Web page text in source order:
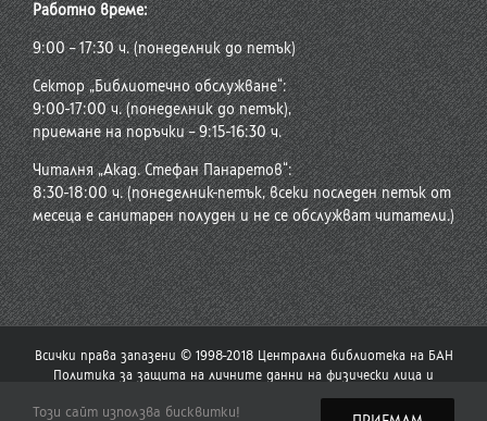
Работно време:
9:00 – 17:30 ч. (понеделник до петък)
Сектор „Библиотечно обслужване“:
9:00-17:00 ч. (понеделник до петък),
приемане на поръчки – 9:15-16:30 ч.
Читалня „Акад. Стефан Панаретов“:
8:30-18:00 ч. (понеделник-петък, всеки последен петък от
месеца е санитарен полуден и не се обслужват читатели.)
Всички права запазени © 1998-2018 Централна библиотека на БАН
Политика за защита на личните данни на физически лица и
политика за употреба на бисквитки
Стар сайт на Централната библиотека
Сайт на Българската
Този сайт използва бисквитки!